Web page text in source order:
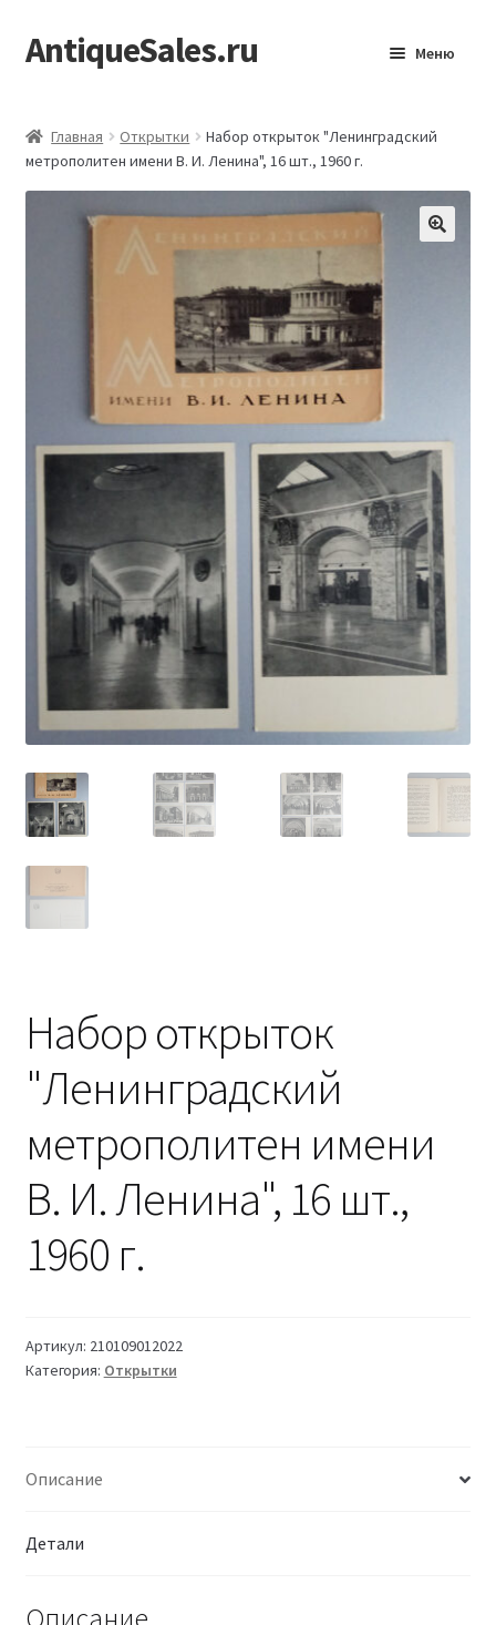
Перейти
к
Перейти
к
AntiqueSales.ru Меню
Главная Открытки
Набор открыток "Ленинградский
метрополитен имени В. И. Ленина", 16 шт., 1960 г.
Набор открыток
"Ленинградский
метрополитен имени
В. И. Ленина", 16 шт.,
1960 г.
Артикул: 210109012022
Категория: Открытки
Описание
Детали